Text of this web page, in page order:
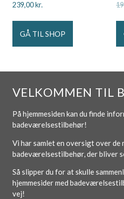
239,00kr.
GÅ TIL SHOP
VELKOMMEN TIL
På hjemmesiden kan du finde
badeværelsestilbehør!
Vi har samlet en oversigt over de
badeværelsestilbehør, der bliver
Så slipper du for at skulle
hjemmesider med
vej!